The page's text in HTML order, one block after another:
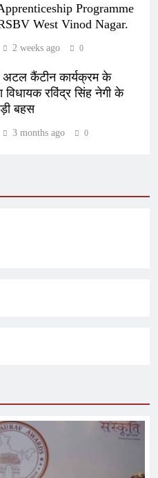
Programme
West Vinod Nagar.
2 weeks ago 0
कैंटीन कार्यक्रम के
विधायक रविंद्र सिंह नेगी के
बहस
3 months ago 0